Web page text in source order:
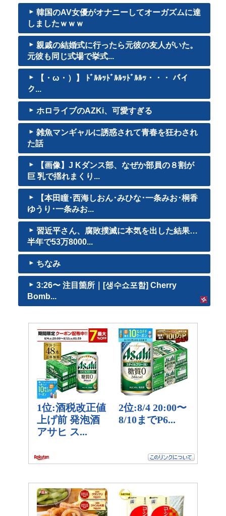
韓国のAV女優がオナニーしてオーガズムに達
しましたｗｗｗ
親戚の結婚式に行ったら元彼の友人がいた。
元彼も同じ式場で挙式...
【・ω・）】 ﾄﾞﾙﾙｯﾄﾞﾙﾙｯﾄﾞﾙﾙｯ・・・ バイ
ク...
ホロライブのAZKi、可愛すぎる
雑魚マンギャルに誘惑されて青春を狂わされ
た話
【画像】J Kダンス部、なぜか部員の８割が
巨 乳で揺れまくり...
【本田瞳･西海しおん･みひな･一条みお･桐香
ゆうり･一条みお...
習近平さん、腐敗撲滅に本気を出した結果…
半年で53万8000...
ちなみ
3:26〜 注目箇所｜[생수쇼포함] Cherry
Bomb...